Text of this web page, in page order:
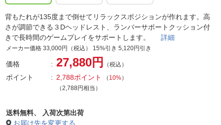
背もたれが135度まで倒せてリラックスポジションが作れます。高
さが調節できる３Dヘッドレスト、ランバーサポートクッション付
きで長時間のゲームプレイをサポートします。 詳細
メーカー価格 33,000円（税込） 15%引き 5,120円引き
価格 27,880円 （税込）
ポイント 2,788ポイント （ 10%）
（2,788円相当）
送料無料、
入荷次第出荷
お届け先を変更する